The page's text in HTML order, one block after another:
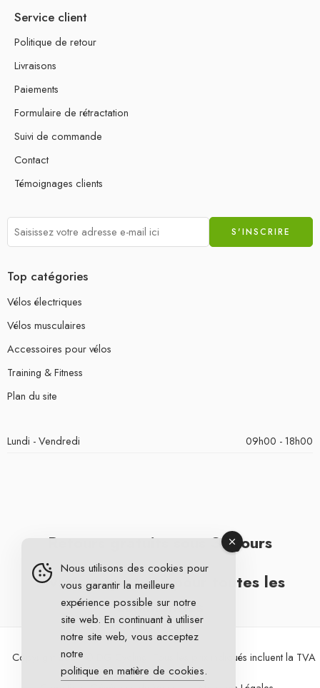
Service client
Politique de retour
Livraisons
Paiements
Formulaire de rétractation
Suivi de commande
Contact
Témoignages clients
Top catégories
Vélos électriques
Vélos musculaires
Accessoires pour vélos
Training & Fitness
Plan du site
Lundi - Vendredi 09h00 - 18h00
Retours gratuits sous 30 jours
Livraison gratuite pour toutes les
commandes
Copyright 2026 © DG Cycling. Tous les prix indiqués incluent la TVA
Nous utilisons des cookies pour
vous garantir la meilleure
expérience possible sur notre
site web. En continuant à utiliser
notre site web, vous acceptez
notre
politique en matière de cookies.